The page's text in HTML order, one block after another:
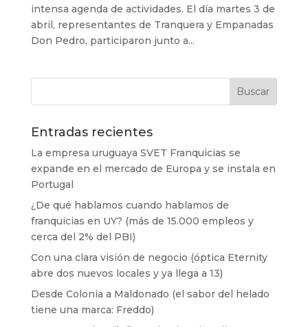
intensa agenda de actividades. El día martes 3 de
abril, representantes de Tranquera y Empanadas
Don Pedro, participaron junto a...
Entradas recientes
La empresa uruguaya SVET Franquicias se
expande en el mercado de Europa y se instala en
Portugal
¿De qué hablamos cuando hablamos de
franquicias en UY? (más de 15.000 empleos y
cerca del 2% del PBI)
Con una clara visión de negocio (óptica Eternity
abre dos nuevos locales y ya llega a 13)
Desde Colonia a Maldonado (el sabor del helado
tiene una marca: Freddo)